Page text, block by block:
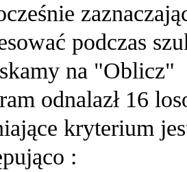
podczas
na "Oblicz"
odnalazł 16
kryterium
: